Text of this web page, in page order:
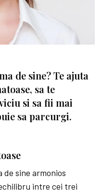
de sine? Te ajuta
sa te
si sa fii mai
sa parcurgi.
de sine armonios
intre cei trei